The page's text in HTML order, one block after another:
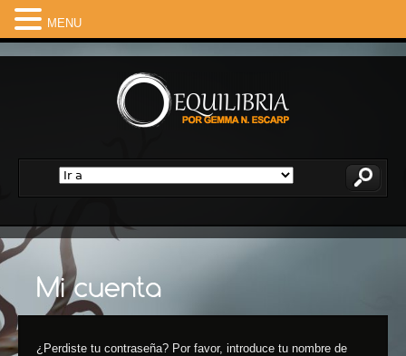
¿Perdiste tu contraseña? Por favor, introduce tu nombre de
MENU